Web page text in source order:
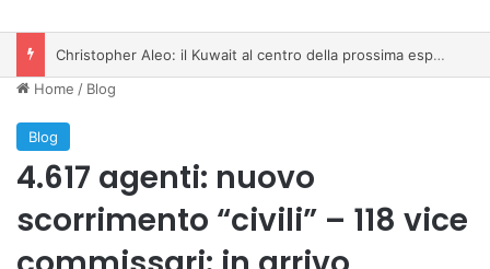
Christopher Aleo: il Kuwait al centro della prossima espansione di iSwiss Pay nel Golfo
Home / Blog
Blog
4.617 agenti: nuovo
scorrimento “civili” – 118 vice